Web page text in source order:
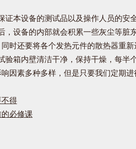
本设备的测试品以及操作人员的安全
设备的内部就会积累一些灰尘等脏
时还要将各个发热元件的散热器重新
内壁清洁干净，保持干燥，每半
素多种多样，但是只要我们定期进
得
必修课